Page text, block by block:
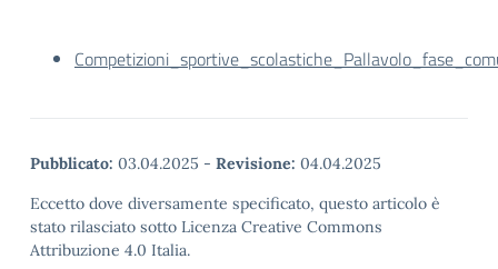
Pubblicato: 03.04.2025 - Revisione: 04.04.2025
Eccetto dove diversamente specificato, questo articolo è
stato rilasciato sotto Licenza Creative Commons
Attribuzione 4.0 Italia.